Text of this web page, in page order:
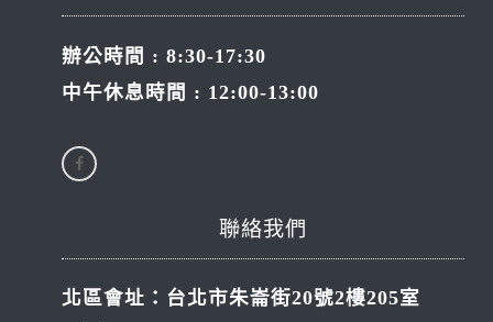
辦公時間 : 8:30-17:30
中午休息時間 : 12:00-13:00
聯絡我們
北區會址：台北市朱崙街20號2樓205室